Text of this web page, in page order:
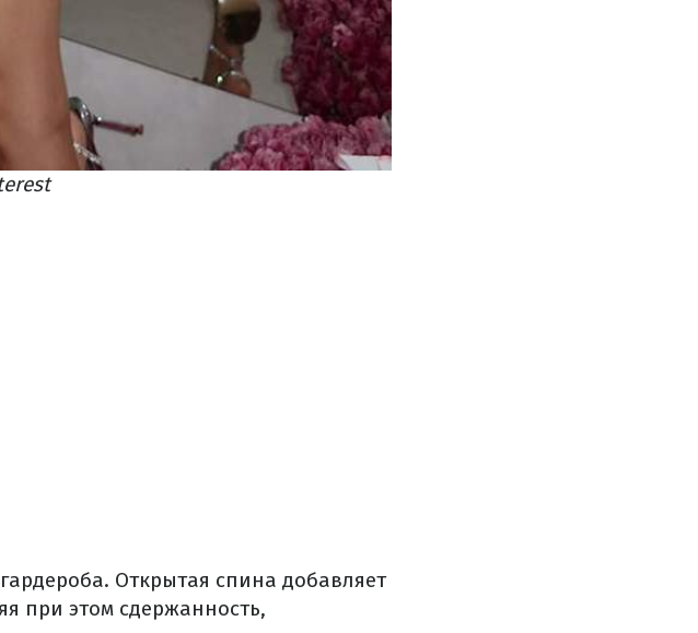
Открытая спина добавляет
при этом сдержанность,